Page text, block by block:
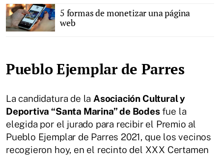
5 formas de monetizar una página
web
Pueblo Ejemplar de Parres
La candidatura de la Asociación Cultural y
Deportiva “Santa Marina” de Bodesfue la
elegida por el jurado para recibir el Premio al
Pueblo Ejemplar de Parres 2021, que los vecinos
recogieron hoy, en el recinto del XXX Certamen